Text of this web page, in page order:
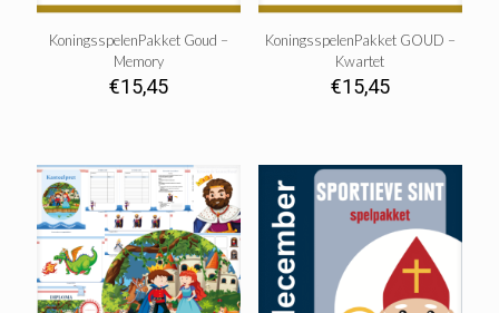
KoningsspelenPakket Goud –
Memory
€15,45
KoningsspelenPakket GOUD –
Kwartet
€15,45